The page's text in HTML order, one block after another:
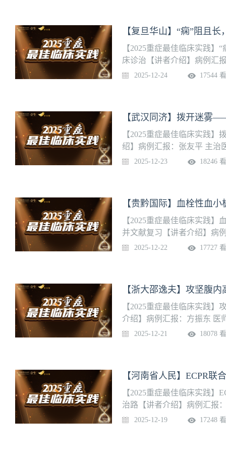
休克，外科患者围手术期监
治及术后生命支持，获得医
【2025重症最佳临床实践
床诊治【讲者介绍】病例汇
队介绍】华山医院宝山院区
ICU为救治平台，是疑难、
重疑难患者。
2025-12-24 17544
【武汉同济】拨开迷雾
【2025重症最佳临床实践
绍】病例汇报：张友平 主治
诊医学科历经 38 年的建设
多部教材和指南。科研实力
排名分别为第 6、第 7 名。
2025-12-23 18246
【2025重症最佳临床实践
并文献复习【讲者介绍】病
【团队介绍】贵黔国际医院
验丰富、技术全面、精益求
2025-12-22 17727
【浙大邵逸夫】攻坚腹
【2025重症最佳临床实践
介绍】病例汇报：方振东 医
夫医院重症医学科建立已有
2025-12-21 18078
【河南省人民】ECPR
【2025重症最佳临床实践
治路【讲者介绍】病例汇报
介绍】 河南省人民医院重症
2025-12-19 17248